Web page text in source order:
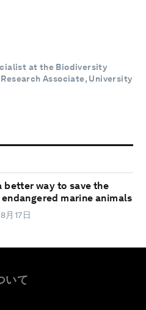
at the Biodiversity
Associate, University
better way to save the
marine animals
月17日
いて